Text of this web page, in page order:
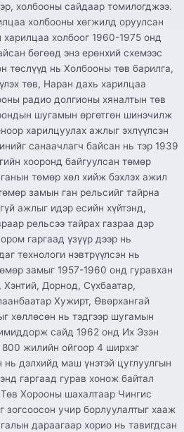
холбооны сайдаар томилогджээ.
холбооны хөгжилд оруулсан
холбоог 1960-1975 онд
бөгөөд энэ ерөнхий схемээс
төслүүд нь Холбооны төв барилга,
төв, Наран дахь харилцаа
радио долгионы хяналтын төв
шугамын өргөтгөн шинэчилж
харилцуулах ажлыг эхлүүлсэн
санаачлагч байсан нь тэр 1939
хооронд байгуулсан төмөр
төмөр хөл хийж бэхлэх ажил
замын ган рельсийг тайрна
ажлыг идэр есийн хүйтэнд,
рельсээ тайрах газраа дэр
гаргаад үзүүр дээр нь
технологи нэвтрүүлсэн нь
замыг 1957-1960 онд гуравхан
Дорнод, Сүхбаатар,
Хужирт, Өвөрхангай
хөллөсөн нь тэдгээр шугамын
сайд 1962 онд Их Эзэн
жилийн ойгоор 4 ширхэг
нь дэлхийд маш үнэтэй цуглуулгын
гаргаад гурав хонож байтал
Хорооны шахалтаар Чингис
зогсоосон учир борлуулалтыг хааж
дараагаар хорио нь тавигдсан